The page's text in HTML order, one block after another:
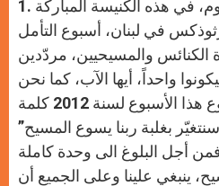
1. يسعدنا ان نفتتح معاً اليوم، في هذه الكنيسة المباركة
في لبنان، أسبوع التأمل
والمسيحيين، مردّدين
واحداً، أيها الآب، كما نحن
واحد” (يو17: 22). وموضوع هذا الأسبوع لسنة 2012 كلمة
بغلبة ربنا يسوع المسيح”
51 و 57). فمن أجل البلوغ الى وحدة كاملة
ينبغي علينا وعلى الجميع أن